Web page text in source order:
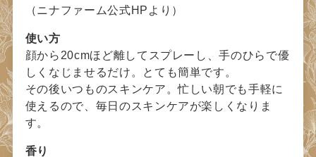
（ニナファーム公式HPより）
使い方
顔から20cmほど離してスプレーし、手のひらで優
しくなじませるだけ。とても簡単です。
その後いつものスキンケア。忙しい朝でも手軽に
使えるので、毎日のスキンケアが楽しくなりま
す。
香り